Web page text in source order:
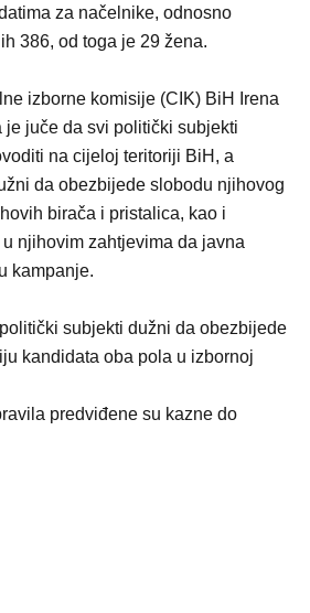
za načelnike, odnosno
386, od toga je 29 žena.
izborne komisije (CIK) BiH Irena
je juče da svi politički subjekti
na cijeloj teritoriji BiH, a
da obezbijede slobodu njihovog
birača i pristalica, kao i
njihovim zahtjevima da javna
kampanje.
subjekti dužni da obezbijede
kandidata oba pola u izbornoj
predviđene su kazne do